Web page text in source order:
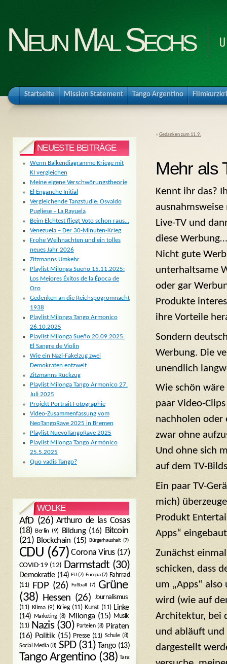
Neun Mal Sechs
Startseite Mission Statement Tango Argentino
« Gedanken zum 11.9.
Mehr als
Kennt ihr das?
Live-TV und
diese
Nicht gute
unterhaltsame
oder gar
Produkte
ihre Vorteile
Sondern
Werbung. Die
unendlich
Wie schön
paar Video-
nachholen oder
zwar ohne
Und ohne sich
auf dem TV-
Ein paar TV-
mich)
Produkt
Apps“
Zunächst
schicken, dass
um „Apps“
wird (wie auf
Architektur, bei
und abläuft und
dargestellt
NEUESTE BEITRÄGE
Wenn Balkendiagramme Kriege mit
KI vergleichen
Meine eigene Verschwörungstheorie
El Enganche Initial
Vergleichende Tanzstudie: Osvaldo
Pugliese – La Rayuela
Beim Elchtest fliegt Voto schon raus…
Venezuela – Der 30-Minuten-Krieg
Frohe Weihnachten und ein tolles
neues Jahr 2026
Zitzmanns Umkehr
Playlist Milonga Sueño 15.11.2025:
Los Mejores Éxitos de la Época de
Oro
Gedenken an die Reichspogromnacht
1938
Playlist Milonga Tango Armonico
26.10.2025
Playlist Milonga Sueño 20.09.2025:
El Sangre de Violin
Wie ein Nazi-Fakelzug zwei
Demokraten entzweit
Zitzmanns Rückzug
Playlist Milonga Tango Armonico 27.
Juli 2025
Projekt Portrait Fotographie
Video-Zusammenfassung vom
NeoTangoRave 2025 in Bremen
Playlist NuevoTangoRave 2025
Playlist Milonga Tango Armónico
25.5.2025
Quo vadis Tango?
WOLKE
AfD(26) Arthuro de las Cosas
(18) Berlin (9) Bildung(16) Bitcoin
(21) Blockchain (15) Bürgerhaushalt (7)
CDU (67) Corona Virus(17)
COVID-19 (12) Darmstadt (30)
Demokratie(14) EU(7) Europa(7) Fahrrad
(11)
FDP(26) Fußball (7)
Grüne
(38) Hessen (26) Journalismus
(11) Klima(9) Krieg(11) Kunst(11) Linke
(14) Marketing(8) Milonga(15) Musik
(11) Nazis(30) Parteien(8) Piraten
(16) Politik(15) Presse(11) Schule(8)
Social Media (8) SPD(31) Tango(13)
Tango Argentino(38) Tanz